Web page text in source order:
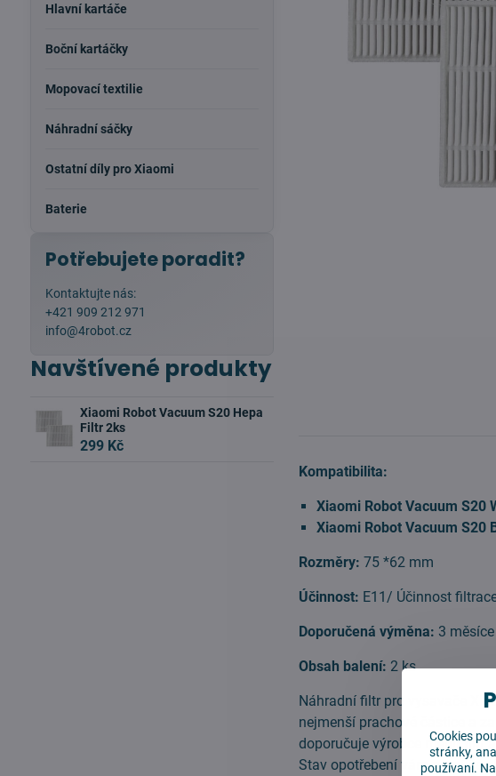
Kompatibilita:
Xiaomi Robot Vacuum S20
Xiaomi Robot Vacuum S20
Rozměry:75 *62 mm
Účinnost: E11/ Účinnost
Doporučená výměna: 3 měsíce
Obsah balení: 2 ks
Náhradní filtr pro vysavače
nejmenší prachové částice a
doporučuje výrobce měnit filtr
Stav opotřebení vám pomůže
Hlavní kartáče
Boční kartáčky
Mopovací textilie
Náhradní sáčky
Ostatní díly pro Xiaomi
Baterie
Potřebujete poradit?
Kontaktujte nás:
+421 909 212 971
info@4robot.cz
Navštívené produkty
Xiaomi Robot Vacuum S20 Hepa
Filtr 2ks
299 Kč
Cookies
stránky,
používaní.